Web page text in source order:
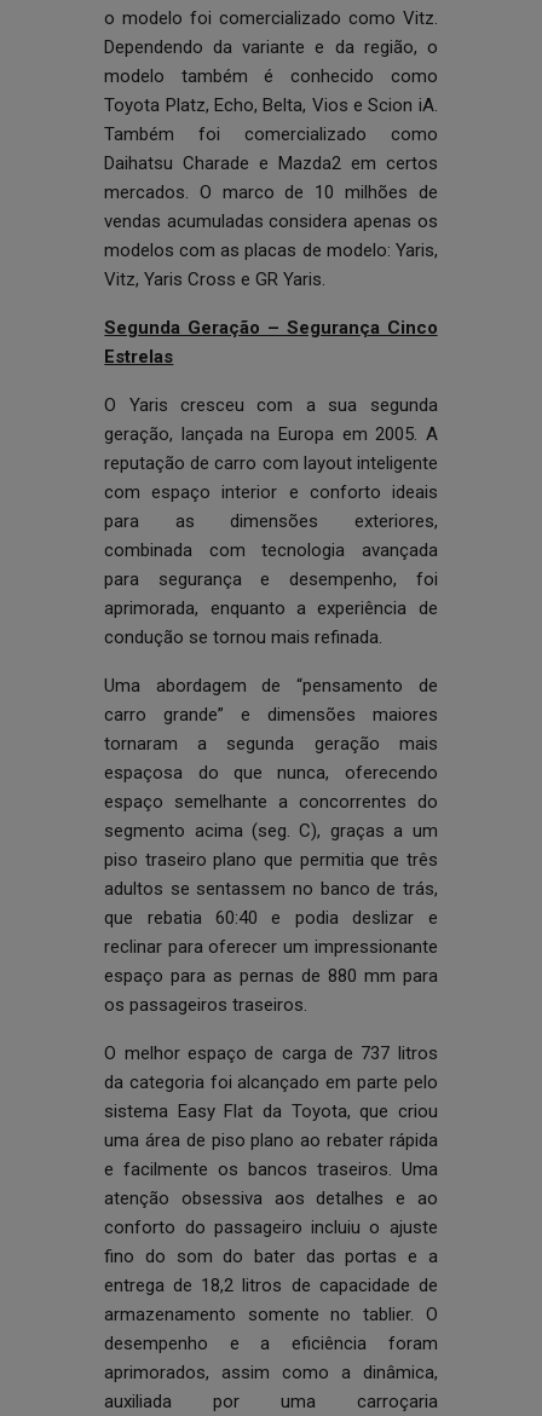
o modelo foi comercializado como Vitz.
Dependendo da variante e da região, o
modelo também é conhecido como
Toyota Platz, Echo, Belta, Vios e Scion iA.
Também foi comercializado como
Daihatsu Charade e Mazda2 em certos
mercados. O marco de 10 milhões de
vendas acumuladas considera apenas os
modelos com as placas de modelo: Yaris,
Vitz, Yaris Cross e GR Yaris.
Segunda Geração – Segurança Cinco
Estrelas
O Yaris cresceu com a sua segunda
geração, lançada na Europa em 2005. A
reputação de carro com layout inteligente
com espaço interior e conforto ideais
para as dimensões exteriores,
combinada com tecnologia avançada
para segurança e desempenho, foi
aprimorada, enquanto a experiência de
condução se tornou mais refinada.
Uma abordagem de “pensamento de
carro grande” e dimensões maiores
tornaram a segunda geração mais
espaçosa do que nunca, oferecendo
espaço semelhante a concorrentes do
segmento acima (seg. C), graças a um
piso traseiro plano que permitia que três
adultos se sentassem no banco de trás,
que rebatia 60:40 e podia deslizar e
reclinar para oferecer um impressionante
espaço para as pernas de 880 mm para
os passageiros traseiros.
O melhor espaço de carga de 737 litros
da categoria foi alcançado em parte pelo
sistema Easy Flat da Toyota, que criou
uma área de piso plano ao rebater rápida
e facilmente os bancos traseiros. Uma
atenção obsessiva aos detalhes e ao
conforto do passageiro incluiu o ajuste
fino do som do bater das portas e a
entrega de 18,2 litros de capacidade de
armazenamento somente no tablier. O
desempenho e a eficiência foram
aprimorados, assim como a dinâmica,
auxiliada por uma carroçaria